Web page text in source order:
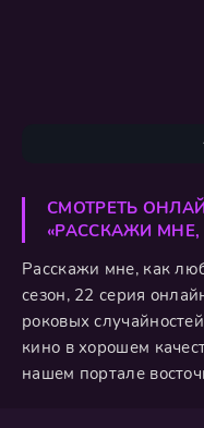
СМОТРЕТЬ
«РАССКАЖИ
Расскажи мне, как
сезон, 22 серия
роковых
кино в хорошем
нашем портале